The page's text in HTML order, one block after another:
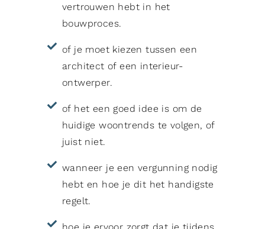
vertrouwen hebt in het
bouwproces.
of je moet kiezen tussen een
architect of een interieur-
ontwerper.
of het een goed idee is om de
huidige woontrends te volgen, of
juist niet.
wanneer je een vergunning nodig
hebt en hoe je dit het handigste
regelt.
hoe je ervoor zorgt dat je tijdens